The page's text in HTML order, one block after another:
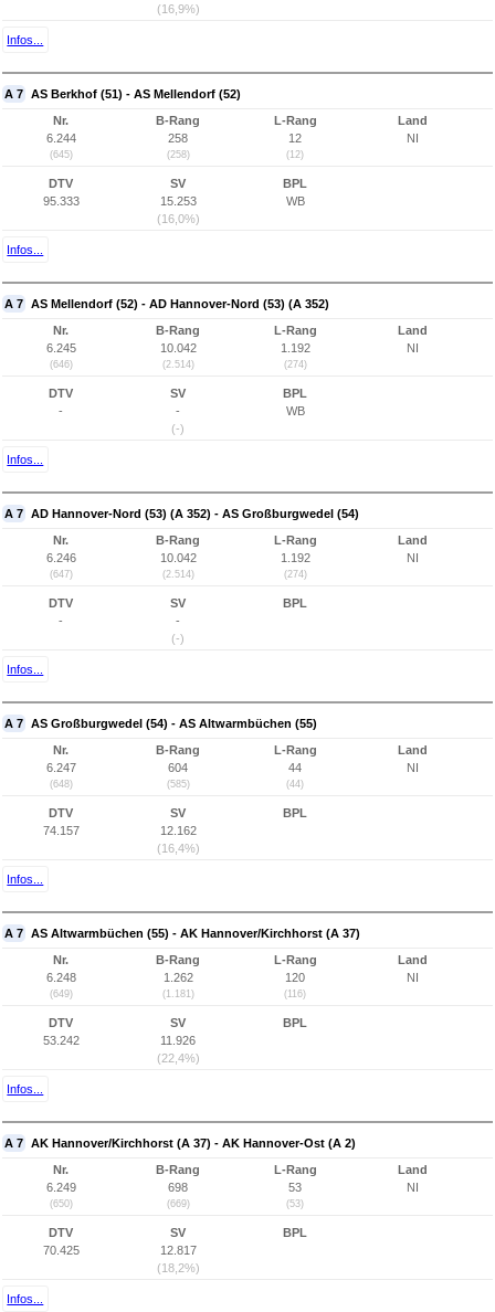
(16,9%)
Infos...
A 7 AS Berkhof (51) - AS Mellendorf (52)
Nr.
6.244
(645)
B-Rang
258
(258)
L-Rang
12
(12)
Land
NI
DTV
95.333
SV
15.253
(16,0%)
BPL
WB
Infos...
A 7 AS Mellendorf (52) - AD Hannover-Nord (53) (A 352)
Nr.
6.245
(646)
B-Rang
10.042
(2.514)
L-Rang
1.192
(274)
Land
NI
DTV
-
SV
-
(-)
BPL
WB
Infos...
A 7 AD Hannover-Nord (53) (A 352) - AS Großburgwedel (54)
Nr.
6.246
(647)
B-Rang
10.042
(2.514)
L-Rang
1.192
(274)
Land
NI
DTV
-
SV
-
(-)
BPL
Infos...
A 7 AS Großburgwedel (54) - AS Altwarmbüchen (55)
Nr.
6.247
(648)
B-Rang
604
(585)
L-Rang
44
(44)
Land
NI
DTV
74.157
SV
12.162
(16,4%)
BPL
Infos...
A 7 AS Altwarmbüchen (55) - AK Hannover/Kirchhorst (A 37)
Nr.
6.248
(649)
B-Rang
1.262
(1.181)
L-Rang
120
(116)
Land
NI
DTV
53.242
SV
11.926
(22,4%)
BPL
Infos...
A 7 AK Hannover/Kirchhorst (A 37) - AK Hannover-Ost (A 2)
Nr.
6.249
(650)
B-Rang
698
(669)
L-Rang
53
(53)
Land
NI
DTV
70.425
SV
12.817
(18,2%)
BPL
Infos...